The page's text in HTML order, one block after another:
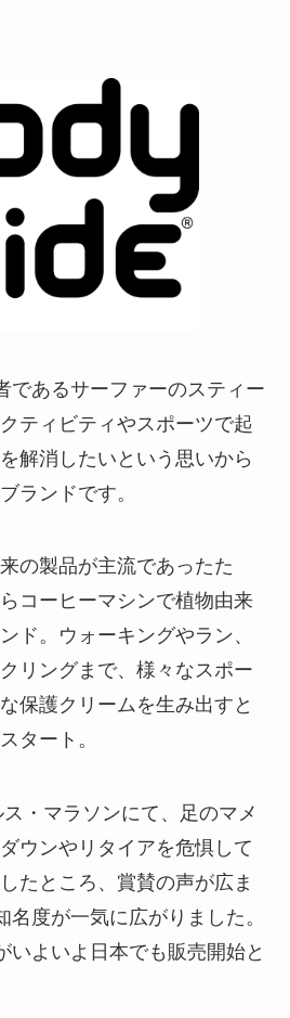
であるサーファーのスティー
ティビティやスポーツで起
解消したいという思いから
ランドです。
の製品が主流であったた
コーヒーマシンで植物由来
ド。ウォーキングやラン、
リングまで、様々なスポー
保護クリームを生み出すと
タート。
・マラソンにて、足のマメ
ウンやリタイアを危惧して
たところ、賞賛の声が広ま
名度が一気に広がりました。
いよいよ日本でも販売開始と